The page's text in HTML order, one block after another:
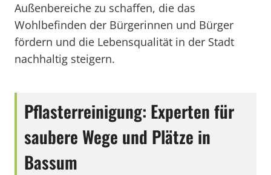
Außenbereiche zu schaffen, die das
Wohlbefinden der Bürgerinnen und Bürger
fördern und die Lebensqualität in der Stadt
nachhaltig steigern.
Pflasterreinigung: Experten für
saubere Wege und Plätze in
Bassum